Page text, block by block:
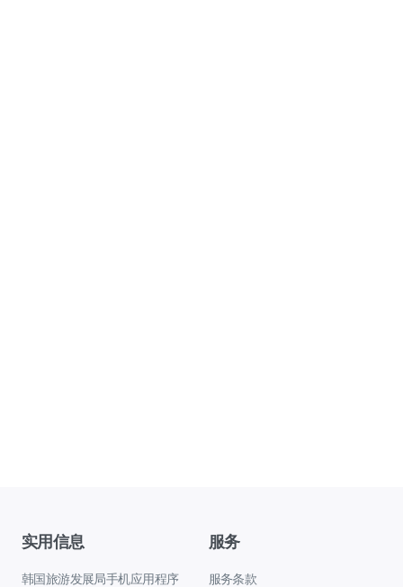
实用信息
韩国旅游发展局手机应用程序
服务
服务条款